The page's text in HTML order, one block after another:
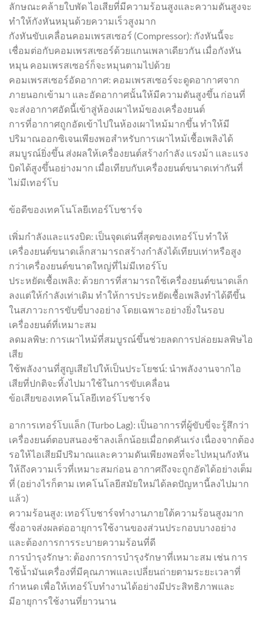
ลักษณะคล้ายใบพัด ไอเสียที่มีความร้อนสูงและความดันสูงจะ
ทำให้กังหันหมุนด้วยความเร็วสูงมาก
กังหันขับเคลื่อนคอมเพรสเซอร์ (Compressor): กังหันนี้จะ
เชื่อมต่อกับคอมเพรสเซอร์ด้วยแกนเพลาเดียวกัน เมื่อกังหัน
หมุน คอมเพรสเซอร์ก็จะหมุนตามไปด้วย
คอมเพรสเซอร์อัดอากาศ: คอมเพรสเซอร์จะดูดอากาศจาก
ภายนอกเข้ามา และอัดอากาศนั้นให้มีความดันสูงขึ้น ก่อนที่
จะส่งอากาศอัดนี้เข้าสู่ห้องเผาไหม้ของเครื่องยนต์
การที่อากาศถูกอัดเข้าไปในห้องเผาไหม้มากขึ้น ทำให้มี
ปริมาณออกซิเจนเพียงพอสำหรับการเผาไหม้เชื้อเพลิงได้
สมบูรณ์ยิ่งขึ้น ส่งผลให้เครื่องยนต์สร้างกำลัง แรงม้า และแรง
บิดได้สูงขึ้นอย่างมาก เมื่อเทียบกับเครื่องยนต์ขนาดเท่ากันที่
ไม่มีเทอร์โบ
ข้อดีของเทคโนโลยีเทอร์โบชาร์จ
เพิ่มกำลังและแรงบิด: เป็นจุดเด่นที่สุดของเทอร์โบ ทำให้
เครื่องยนต์ขนาดเล็กสามารถสร้างกำลังได้เทียบเท่าหรือสูง
กว่าเครื่องยนต์ขนาดใหญ่ที่ไม่มีเทอร์โบ
ประหยัดเชื้อเพลิง: ด้วยการที่สามารถใช้เครื่องยนต์ขนาดเล็ก
ลงแต่ให้กำลังเท่าเดิม ทำให้การประหยัดเชื้อเพลิงทำได้ดีขึ้น
ในสภาวะการขับขี่บางอย่าง โดยเฉพาะอย่างยิ่งในรอบ
เครื่องยนต์ที่เหมาะสม
ลดมลพิษ: การเผาไหม้ที่สมบูรณ์ขึ้นช่วยลดการปล่อยมลพิษไอ
เสีย
ใช้พลังงานที่สูญเสียไปให้เป็นประโยชน์: นำพลังงานจากไอ
เสียที่ปกติจะทิ้งไปมาใช้ในการขับเคลื่อน
ข้อเสียของเทคโนโลยีเทอร์โบชาร์จ
อาการเทอร์โบแล็ก (Turbo Lag): เป็นอาการที่ผู้ขับขี่จะรู้สึกว่า
เครื่องยนต์ตอบสนองช้าลงเล็กน้อยเมื่อกดคันเร่ง เนื่องจากต้อง
รอให้ไอเสียมีปริมาณและความดันเพียงพอที่จะไปหมุนกังหัน
ให้ถึงความเร็วที่เหมาะสมก่อน อากาศถึงจะถูกอัดได้อย่างเต็ม
ที่ (อย่างไรก็ตาม เทคโนโลยีสมัยใหม่ได้ลดปัญหานี้ลงไปมาก
แล้ว)
ความร้อนสูง: เทอร์โบชาร์จทำงานภายใต้ความร้อนสูงมาก
ซึ่งอาจส่งผลต่ออายุการใช้งานของส่วนประกอบบางอย่าง
และต้องการการระบายความร้อนที่ดี
การบำรุงรักษา: ต้องการการบำรุงรักษาที่เหมาะสม เช่น การ
ใช้น้ำมันเครื่องที่มีคุณภาพและเปลี่ยนถ่ายตามระยะเวลาที่
กำหนด เพื่อให้เทอร์โบทำงานได้อย่างมีประสิทธิภาพและ
มีอายุการใช้งานที่ยาวนาน